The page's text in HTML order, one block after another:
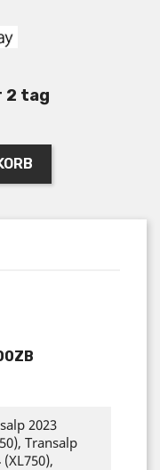
2 tag
2023
Transalp
(XL750),